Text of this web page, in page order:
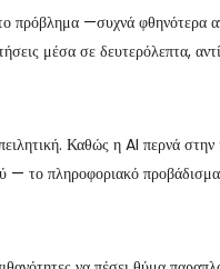
πρόβλημα —συχνά φθηνότερα
μέσα σε δευτερόλεπτα,
Καθώς η AI περνά στην
— το πληροφοριακό